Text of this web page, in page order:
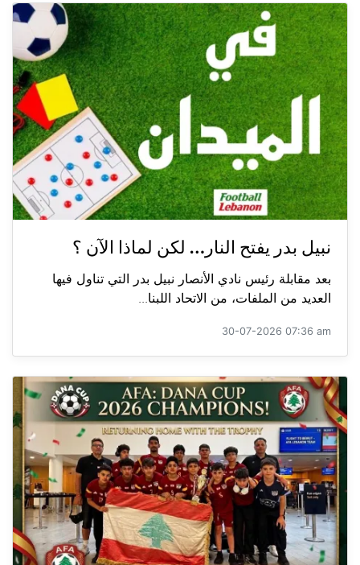
نبيل بدر يفتح النار… لكن لماذا الآن ؟
بعد مقابلة رئيس نادي الأنصار نبيل بدر التي تناول فيها
العديد من الملفات، من الاتحاد اللبنا...
30-07-2026 07:36 am